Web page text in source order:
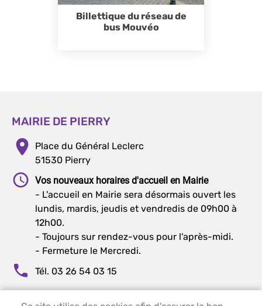
Billettique du réseau de
bus Mouvéo
MAIRIE DE PIERRY
Place du Général Leclerc
51530 Pierry
Vos nouveaux horaires d'accueil en Mairie
- L'accueil en Mairie sera désormais ouvert les
lundis, mardis, jeudis et vendredis de 09h00 à
12h00.
- Toujours sur rendez-vous pour l'après-midi.
- Fermeture le Mercredi.
Tél. 03 26 54 03 15